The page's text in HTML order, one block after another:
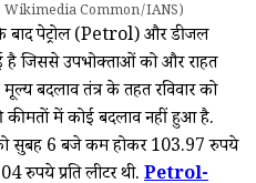
Wikimedia Common/IANS)
बाद पेट्रोल (Petrol) और डीजल
जिससे उपभोक्ताओं को और राहत
बदलाव तंत्र के तहत रविवार को
कीमतों में कोई बदलाव नहीं हुआ है.
सुबह 6 बजे कम होकर 103.97 रुपये
रुपये प्रति लीटर थी. Petrol-